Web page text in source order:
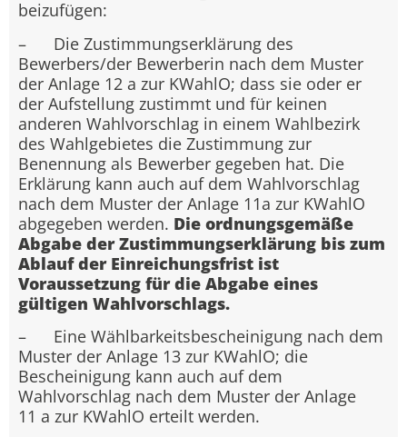
beizufügen:
– Die Zustimmungserklärung des
Bewerbers/der Bewerberin nach dem Muster
der Anlage 12 a zur KWahlO; dass sie oder er
der Aufstellung zustimmt und für keinen
anderen Wahlvorschlag in einem Wahlbezirk
des Wahlgebietes die Zustimmung zur
Benennung als Bewerber gegeben hat. Die
Erklärung kann auch auf dem Wahlvorschlag
nach dem Muster der Anlage 11a zur KWahlO
abgegeben werden. Die ordnungsgemäße
Abgabe der Zustimmungserklärung bis zum
Ablauf der Einreichungsfrist ist
Voraussetzung für die Abgabe eines
gültigen Wahlvorschlags.
– Eine Wählbarkeitsbescheinigung nach dem
Muster der Anlage 13 zur KWahlO; die
Bescheinigung kann auch auf dem
Wahlvorschlag nach dem Muster der Anlage
11 a zur KWahlO erteilt werden.